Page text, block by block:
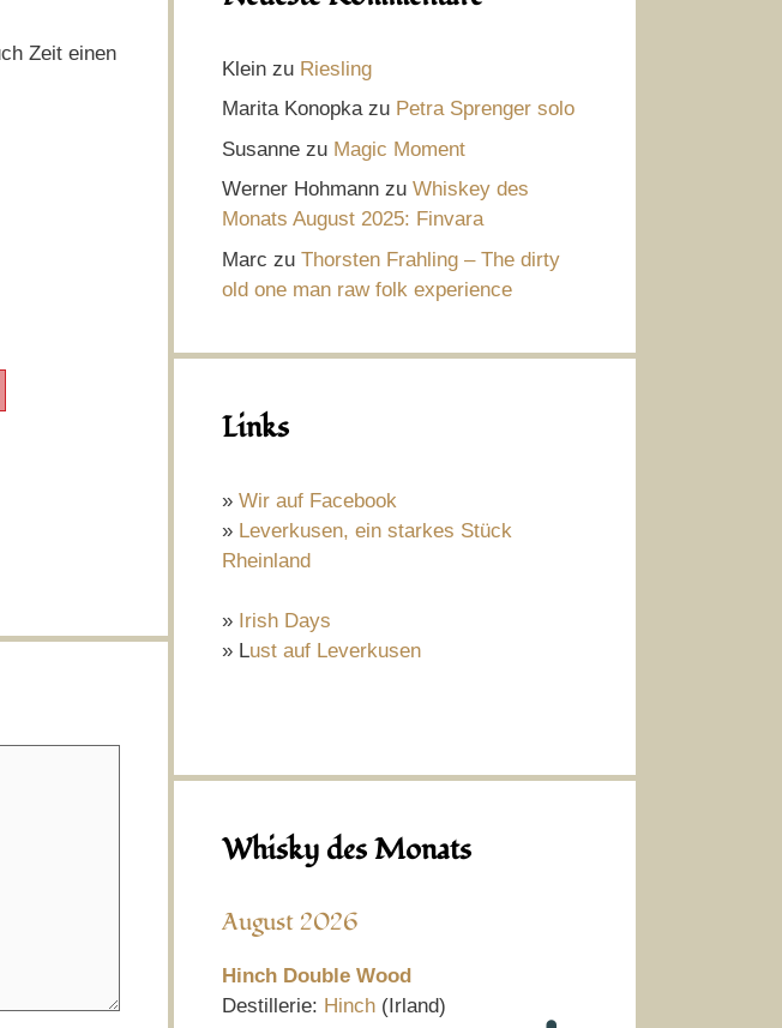
Zeit einen
Klein zu Riesling
Marita Konopkazu Petra Sprenger solo
Susanne zu Magic Moment
Werner Hohmann zu Whiskey des
Monats August 2025: Finvara
Marc zu Thorsten Frahling – The dirty
old one man raw folk experience
Links
» Wir auf Facebook
» Leverkusen, ein starkes Stück
Rheinland
» Irish Days
» Lust auf Leverkusen
Whisky des Monats
August 2026
Hinch Double Wood
Destillerie: Hinch (Irland)